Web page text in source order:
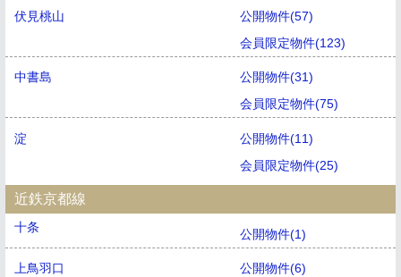
伏見桃山
公開物件(57)
会員限定物件(123)
中書島
公開物件(31)
会員限定物件(75)
淀
公開物件(11)
会員限定物件(25)
近鉄京都線
十条 公開物件(1)
上鳥羽口
公開物件(6)